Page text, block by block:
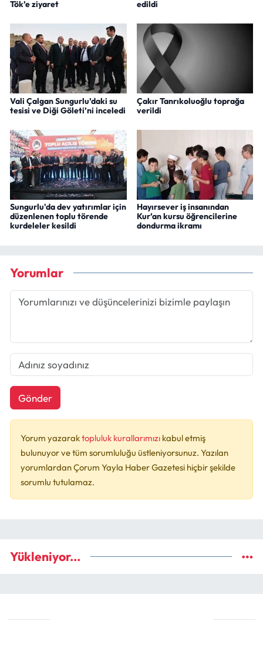
Tök’e ziyaret edildi
Vali Çalgan Sungurlu’daki su
tesisi ve Diği Göleti’ni inceledi
Çakır Tanrıkoluoğlu toprağa
verildi
Sungurlu'da dev yatırımlar için
düzenlenen toplu törende
kurdeleler kesildi
Hayırsever iş insanından
Kur’an kursu öğrencilerine
dondurma ikramı
Yorumlar
Gönder
Yorum yazaraktopluluk kurallarımızı kabul etmiş
bulunuyor ve tüm sorumluluğu üstleniyorsunuz. Yazılan
yorumlardan Çorum Yayla Haber Gazetesi hiçbir şekilde
sorumlu tutulamaz.
Yükleniyor...